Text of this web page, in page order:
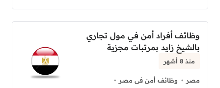
وظائف أفراد أمن في مول تجاري
بالشيخ زايد بمرتبات مجزية
منذ 8 أشهر
مصر
وظائف أمن فى مصر